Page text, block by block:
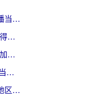
在海外看咪咕视频世界杯直播当前IP受限制？这篇指南帮你搞定所有体育赛事观看难题
在国外看世界杯西班牙 vs 佛得角无法播放？这篇指南帮你解锁所有中文体育直播
在海外看世界杯哥伦比亚 vs 加纳当前IP受限制？这篇指南帮你流畅看中文解说赛事
在越南看CCTV5世界杯直播当前IP受限制？海外党体育观赛终极指南来了
在日本看央视频世界杯当前地区不可播放？海外党体育观赛终极指南